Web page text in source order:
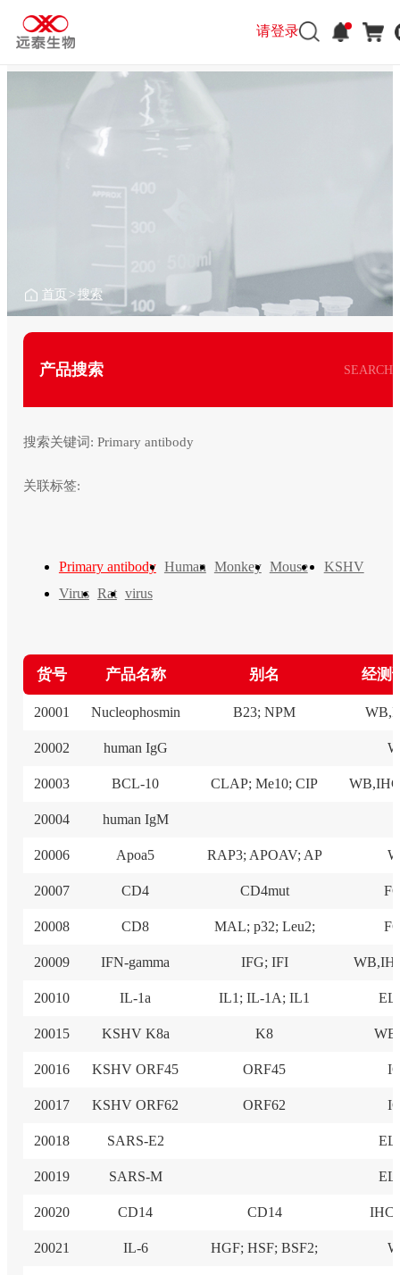
请登录
产品搜索 SEARCH
首页 > 搜索
搜索关键词: Primary antibody
关联标签:
Primary antibody Human Monkey Mouse
KSHV
Virus Rat virus
货号 产品名称 别名 经测
20001 Nucleophosmin B23; NPM
20002 human IgG
20003 BCL-10 CLAP; Me10; CIP
20004 human IgM
20006 Apoa5 RAP3; APOAV; AP
20007 CD4 CD4mut
20008 CD8 MAL; p32; Leu2;
20009 IFN-gamma IFG; IFI
20010 IL-1a IL1; IL-1A; IL1
20015 KSHV K8a K8
20016 KSHV ORF45 ORF45
20017 KSHV ORF62 ORF62
20018 SARS-E2
20019 SARS-M
20020 CD14 CD14
20021 IL-6 HGF; HSF; BSF2;